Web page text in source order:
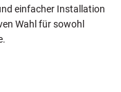
einfacher Installation
Wahl für sowohl